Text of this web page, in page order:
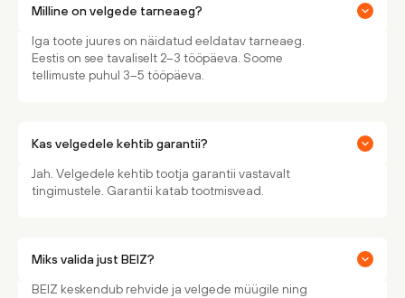
Milline on velgede tarneaeg?
Iga toote juures on näidatud eeldatav tarneaeg.
Eestis on see tavaliselt 2–3 tööpäeva. Soome
tellimuste puhul 3–5 tööpäeva.
Kas velgedele kehtib garantii?
Jah. Velgedele kehtib tootja garantii vastavalt
tingimustele. Garantii katab tootmisvead.
Miks valida just BEIZ?
BEIZ keskendub rehvide ja velgede müügile ning